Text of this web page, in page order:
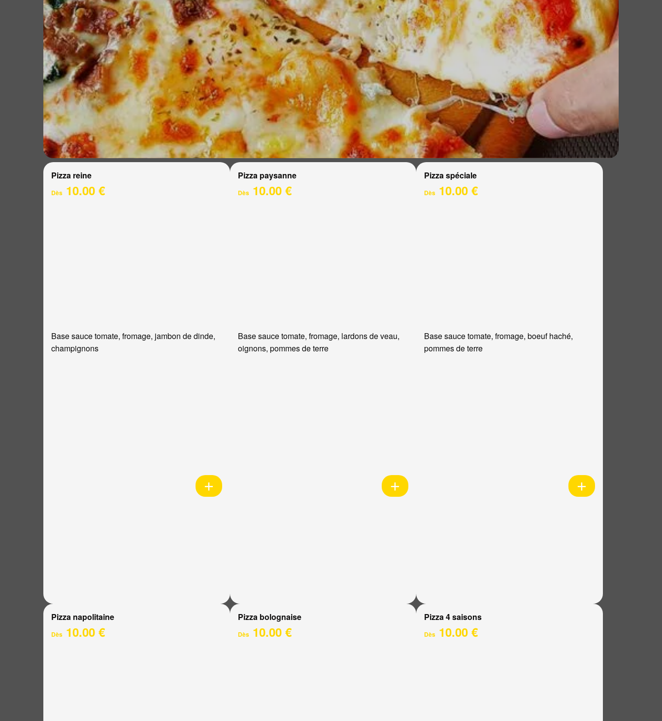
Pizza reine
Dès 10.00 €
Base sauce tomate, fromage, jambon de dinde,
champignons
Pizza paysanne
Dès10.00 €
Base sauce tomate, fromage, lardons de veau,
oignons, pommes de terre
Pizza spéciale
Dès 10.00 €
Base sauce tomate, fromage, boeuf haché,
pommes de terre
Pizza napolitaine
Dès 10.00 €
Pizza bolognaise
Dès10.00 €
Pizza 4 saisons
Dès 10.00 €